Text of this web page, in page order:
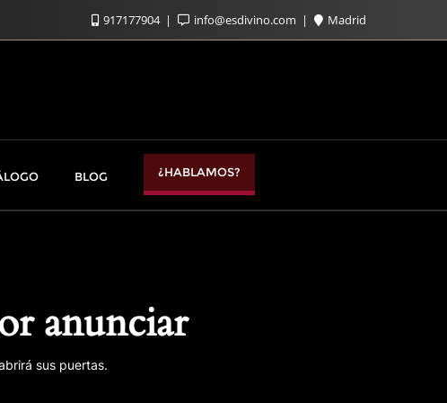
917177904 info@esdivino.com Madrid
BLOG ¿HABLAMOS?
anunciar
sus puertas.